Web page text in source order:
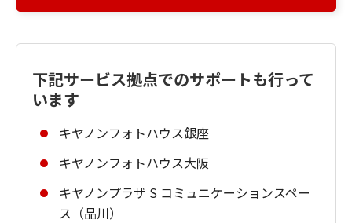
下記サービス拠点でのサポートも行って
います
キヤノンフォトハウス銀座
キヤノンフォトハウス大阪
キヤノンプラザ S コミュニケーションスペー
ス（品川）